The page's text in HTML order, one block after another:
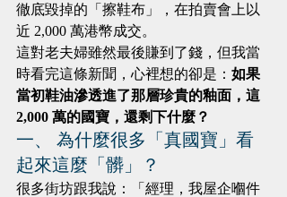
徹底毀掉的「擦鞋布」，在拍賣會上以
近 2,000 萬港幣成交。
這對老夫婦雖然最後賺到了錢，但我當
時看完這條新聞，心裡想的卻是： 如果
當初鞋油滲透進了那層珍貴的釉面，這
2,000 萬的國寶，還剩下什麼？
一、 為什麼很多「真國寶」看
起來這麼「髒」？
很多街坊跟我說：「經理，我屋企嗰件